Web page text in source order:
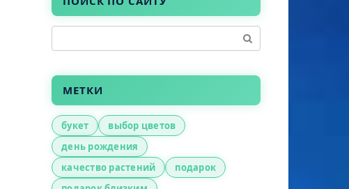
МЕТКИ
букет
выбор цветов
день рождения
качество растений
подарок